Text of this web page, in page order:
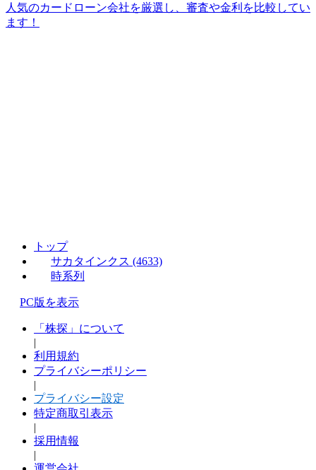
人気のカードローン会社を厳選し、審査や金利を比較してい
ます！
トップ
サカタインクス (4633)
時系列
PC版を表示
「株探」について
|
利用規約
プライバシーポリシー
|
プライバシー設定
特定商取引表示
|
採用情報
|